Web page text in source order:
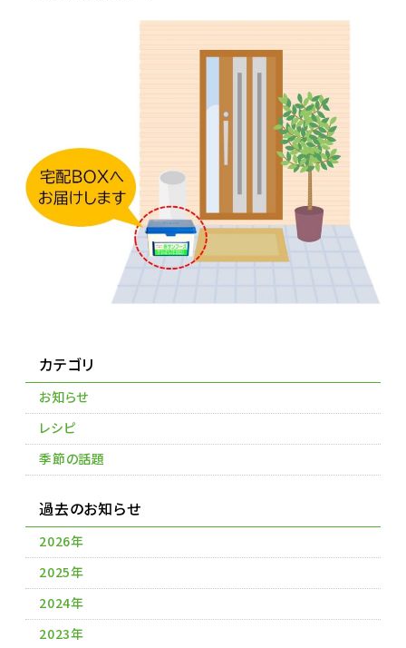
カテゴリ
お知らせ
レシピ
季節の話題
過去のお知らせ
2026年
2025年
2024年
2023年